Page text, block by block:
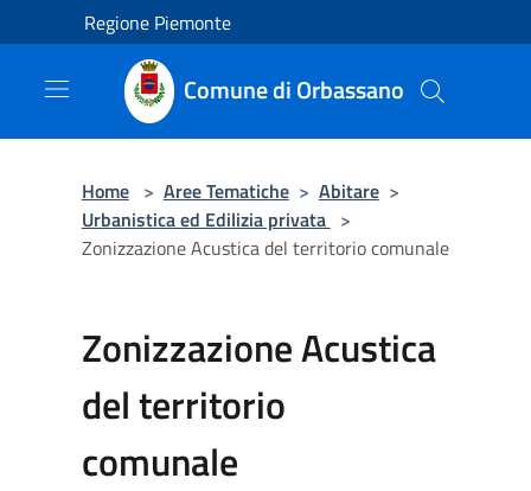
Salta al contenuto principale
Regione Piemonte
Comune di Orbassano
Home > Aree Tematiche > Abitare >
Urbanistica ed Edilizia privata >
Zonizzazione Acustica del territorio comunale
Zonizzazione Acustica
del territorio
comunale